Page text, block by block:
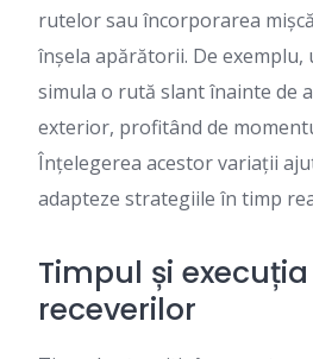
rutelor sau încorporarea
înșela apărătorii. De exemplu,
simula o rută slant înainte de
exterior, profitând de
Înțelegerea acestor variații
adapteze strategiile în timp
Timpul și
receverilor